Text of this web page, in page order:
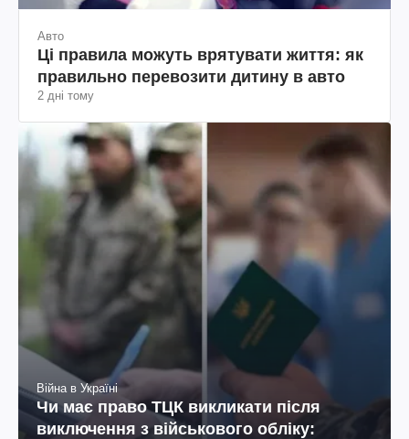
Авто
Ці правила можуть врятувати життя: як
правильно перевозити дитину в авто
2 дні тому
Війна в Україні
Чи має право ТЦК викликати після
виключення з військового обліку: